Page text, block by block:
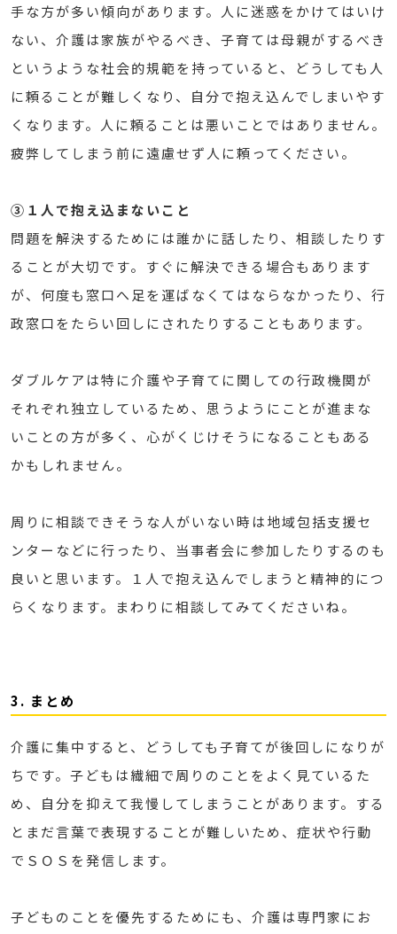
手な方が多い傾向があります。人に迷惑をかけてはいけ
ない、介護は家族がやるべき、子育ては母親がするべき
というような社会的規範を持っていると、どうしても人
に頼ることが難しくなり、自分で抱え込んでしまいやす
くなります。人に頼ることは悪いことではありません。
疲弊してしまう前に遠慮せず人に頼ってください。
③１人で抱え込まないこと
問題を解決するためには誰かに話したり、相談したりす
ることが大切です。すぐに解決できる場合もあります
が、何度も窓口へ足を運ばなくてはならなかったり、行
政窓口をたらい回しにされたりすることもあります。
ダブルケアは特に介護や子育てに関しての行政機関が
それぞれ独立しているため、思うようにことが進まな
いことの方が多く、心がくじけそうになることもある
かもしれません。
周りに相談できそうな人がいない時は地域包括支援セ
ンターなどに行ったり、当事者会に参加したりするのも
良いと思います。１人で抱え込んでしまうと精神的につ
らくなります。まわりに相談してみてくださいね。
3. まとめ
介護に集中すると、どうしても子育てが後回しになりが
ちです。子どもは繊細で周りのことをよく見ているた
め、自分を抑えて我慢してしまうことがあります。する
とまだ言葉で表現することが難しいため、症状や行動
でＳＯＳを発信します。
子どものことを優先するためにも、介護は専門家にお